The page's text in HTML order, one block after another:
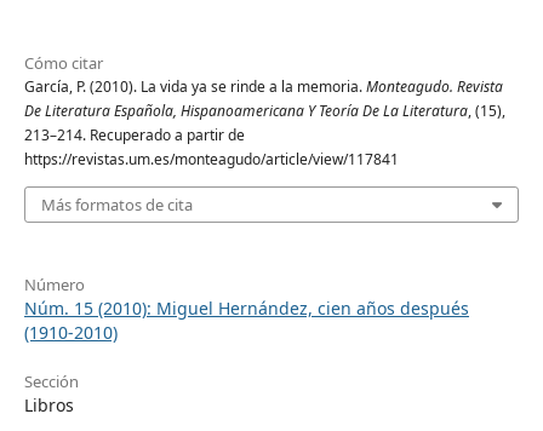
Cómo citar
García, P. (2010). La vida ya se rinde a la memoria.Monteagudo. Revista
De Literatura Española, Hispanoamericana Y Teoría De La Literatura, (15),
213–214. Recuperado a partir de
https://revistas.um.es/monteagudo/article/view/117841
Más formatos de cita
Número
Núm. 15 (2010): Miguel Hernández, cien años después
(1910-2010)
Sección
Libros